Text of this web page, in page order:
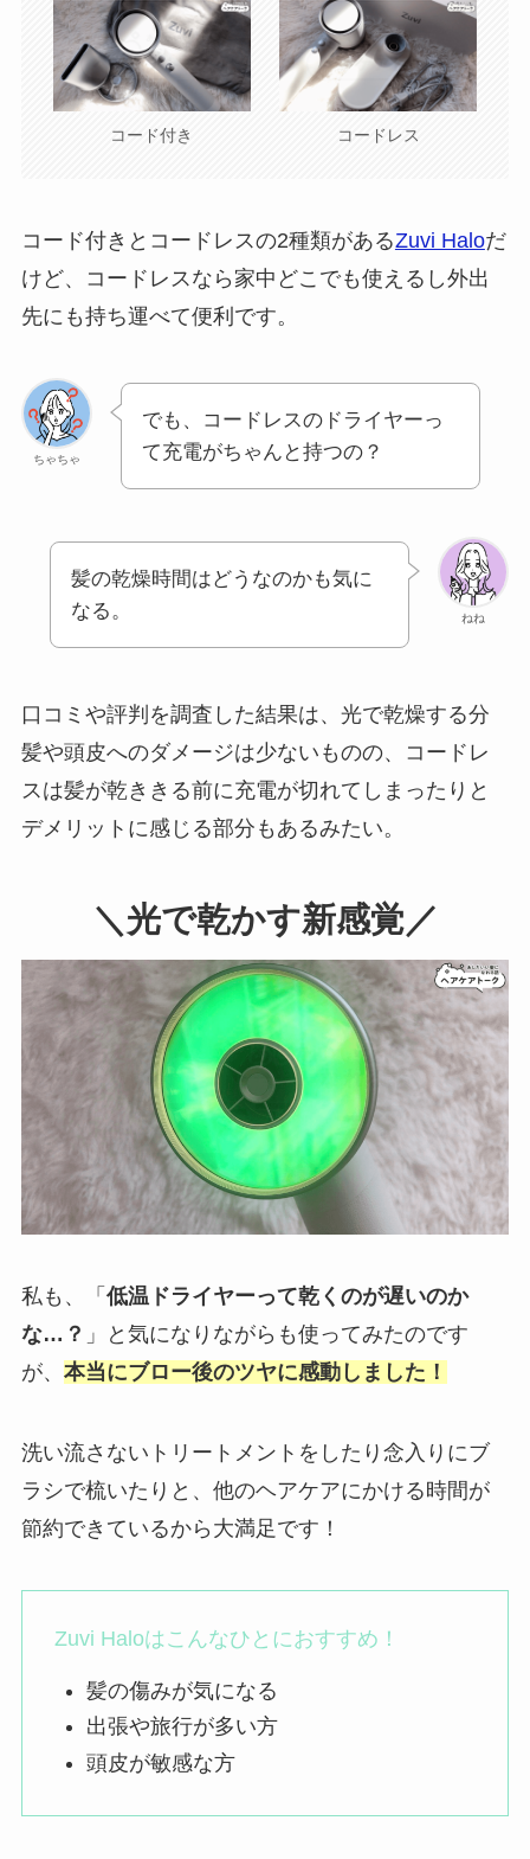
コード付き コードレス
コード付きとコードレスの2種類があるZuvi Haloだ
けど、コードレスなら家中どこでも使えるし外出
先にも持ち運べて便利です。
ちゃちゃ
でも、コードレスのドライヤーっ
て充電がちゃんと持つの？
ねね
髪の乾燥時間はどうなのかも気に
なる。
口コミや評判を調査した結果は、光で乾燥する分
髪や頭皮へのダメージは少ないものの、コードレ
スは髪が乾ききる前に充電が切れてしまったりと
デメリットに感じる部分もあるみたい。
＼光で乾かす新感覚／
私も、「 低温ドライヤーって乾くのが遅いのか
な…？ 」と気になりながらも使ってみたのです
が、 本当にブロー後のツヤに感動しました！
洗い流さないトリートメントをしたり念入りにブ
ラシで梳いたりと、他のヘアケアにかける時間が
節約できているから大満足です！
Zuvi Haloはこんなひとにおすすめ！
髪の傷みが気になる
出張や旅行が多い方
頭皮が敏感な方